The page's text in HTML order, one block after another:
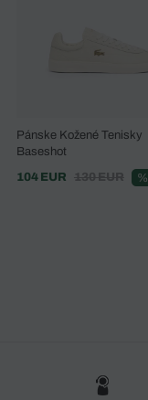
Pánske Kožené Tenisky
Baseshot
104 EUR
130 EUR %